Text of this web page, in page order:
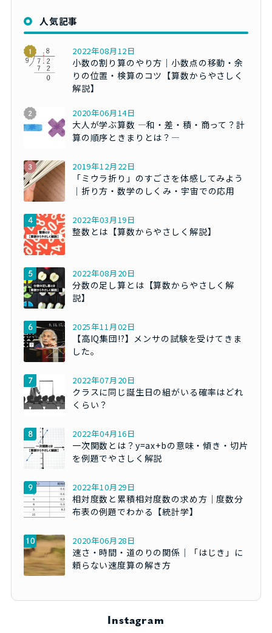
人気記事
2022年08月12日
小数の割り算のやり方｜小数点の移動・余
りの位置・検算のコツ【算数からやさしく
解説】
2020年06月14日
大人が学ぶ算数 ―和・差・積・商って？計
算の順序ときまりとは？―
2019年12月22日
「ミウラ折り」のすごさを体感してみよう
｜折り方・数学のしくみ・宇宙での応用
2022年03月19日
整数とは【算数からやさしく解説】
2022年08月20日
分数の足し算とは【算数からやさしく解
説】
2025年11月02日
【高IQ集団!?】メンサの試験を受けてきま
した。
2022年07月20日
クラスに同じ誕生日の組がいる確率はどれ
くらい？
2022年04月16日
一次関数とは？y=ax+bの意味・傾き・切片
を例題でやさしく解説
2022年10月29日
相対度数と累積相対度数の求め方｜度数分
布表の例題でわかる【統計学】
2020年06月28日
速さ・時間・道のりの関係｜「はじき」に
頼らない速度算の解き方
Instagram